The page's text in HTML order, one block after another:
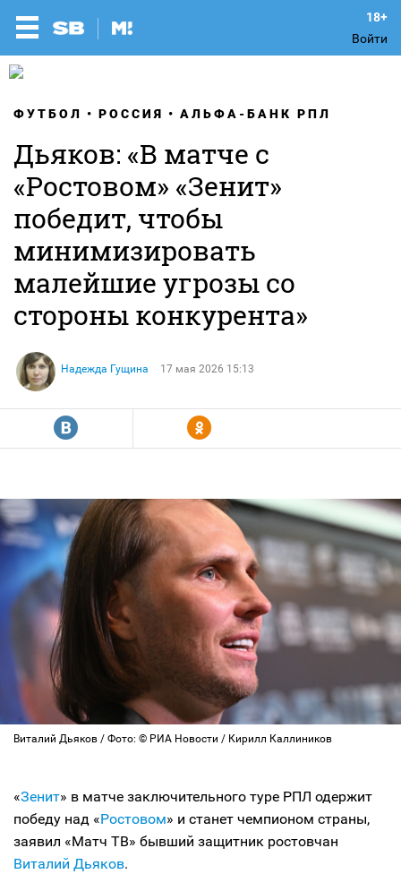
Войти
ФУТБОЛ РОССИЯ АЛЬФА-БАНК РПЛ
Дьяков: «В матче с
«Ростовом» «Зенит»
победит, чтобы
минимизировать
малейшие угрозы со
стороны конкурента»
Надежда Гущина 17 мая 2026 15:13
R Y
Виталий Дьяков / Фото: © РИА Новости / Кирилл Каллиников
«Зенит» в матче заключительного туре РПЛ одержит
победу над «Ростовом» и станет чемпионом страны,
заявил «Матч ТВ» бывший защитник ростовчан
Виталий Дьяков.